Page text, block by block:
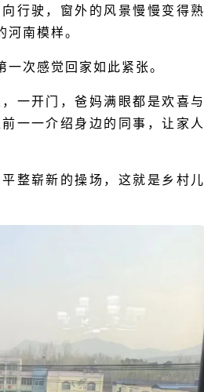
行驶，窗外的风景慢慢变得熟
南模样。
次感觉回家如此紧张。
一开门，爸妈满眼都是欢喜与
一一介绍身边的同事，让家人
整崭新的操场，这就是乡村儿